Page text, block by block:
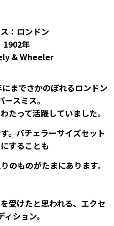
：ロンドン
1902年
& Wheeler
までさかのぼれるロンドン
スミス。
たって活躍していました。
。バチェラーサイズセット
することも
のものがたまにあります。
受けたと思われる、エクセ
ション。